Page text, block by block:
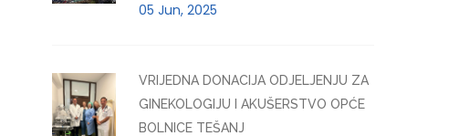
05 Jun, 2025
VRIJEDNA DONACIJA ODJELJENJU ZA
GINEKOLOGIJU I AKUŠERSTVO OPĆE
BOLNICE TEŠANJ